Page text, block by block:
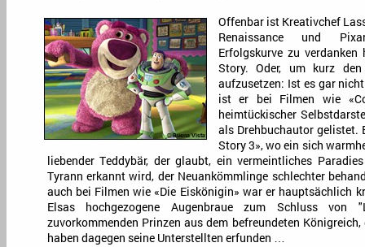
Offenbar ist Kreativchef
Renaissance und
Erfolgskurve zu
Story. Oder, um kurz
aufzusetzen: Ist es gar
ist er bei Filmen wie
heimtückischer
als Drehbuchautor gelistet.
Story 3», wo ein sich
liebender Teddybär, der glaubt, ein vermeintliches
Tyrann erkannt wird, der Neuankömmlinge schlechter
auch bei Filmen wie «Die Eiskönigin» war er hauptsächlich
Elsas hochgezogene Augenbraue zum Schluss
zuvorkommenden Prinzen aus dem befreundeten
haben dagegen seine Unterstellten erfunden …